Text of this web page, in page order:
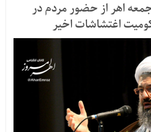
جمعه اهر از حضور مردم در
اغتشاشات اخیر